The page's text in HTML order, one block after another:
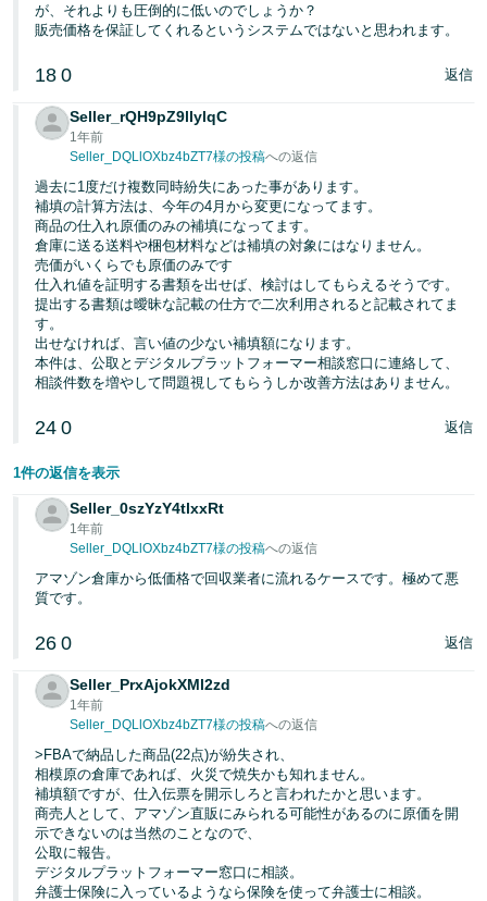
が、それよりも圧倒的に低いのでしょうか？
販売価格を保証してくれるというシステムではないと思われます。
18 0 返信
Seller_rQH9pZ9lIylqC
1年前
Seller_DQLlOXbz4bZT7様の投稿への返信
過去に1度だけ複数同時紛失にあった事があります。
補填の計算方法は、今年の4月から変更になってます。
商品の仕入れ原価のみの補填になってます。
倉庫に送る送料や梱包材料などは補填の対象にはなりません。
売価がいくらでも原価のみです
仕入れ値を証明する書類を出せば、検討はしてもらえるそうです。
提出する書類は曖昧な記載の仕方で二次利用されると記載されてま
す。
出せなければ、言い値の少ない補填額になります。
本件は、公取とデジタルプラットフォーマー相談窓口に連絡して、
相談件数を増やして問題視してもらうしか改善方法はありません。
24 0 返信
1件の返信を表示
Seller_0szYzY4tlxxRt
1年前
Seller_DQLlOXbz4bZT7様の投稿への返信
アマゾン倉庫から低価格で回収業者に流れるケースです。極めて悪
質です。
26 0 返信
Seller_PrxAjokXMl2zd
1年前
Seller_DQLlOXbz4bZT7様の投稿への返信
>FBAで納品した商品(22点)が紛失され、
相模原の倉庫であれば、火災で焼失かも知れません。
補填額ですが、仕入伝票を開示しろと言われたかと思います。
商売人として、アマゾン直販にみられる可能性があるのに原価を開
示できないのは当然のことなので、
公取に報告。
デジタルプラットフォーマー窓口に相談。
弁護士保険に入っているようなら保険を使って弁護士に相談。